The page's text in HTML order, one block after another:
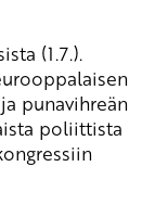
(1.7.).
punavihreän
poliittista